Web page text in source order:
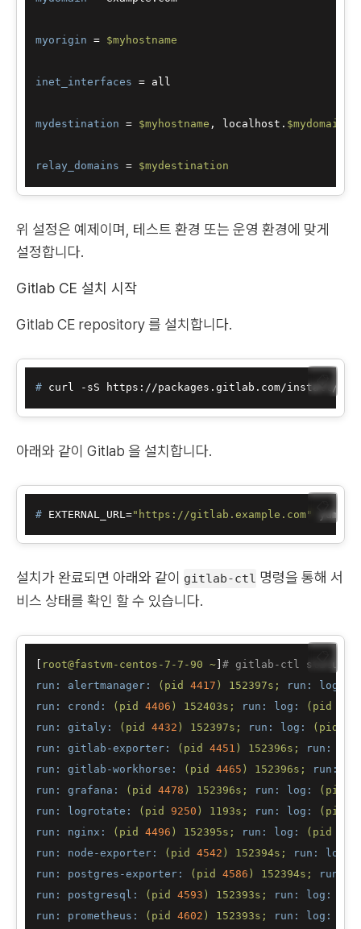
myorigin = $myhostname
inet_interfaces = all
mydestination = $myhostname , localhost. $mydomain
relay_domains = $mydestination
위 설정은 예제이며, 테스트 환경 또는 운영 환경에 맞게
설정합니다.
Gitlab CE 설치 시작
Gitlab CE repository 를 설치합니다.
# curl -sS https://packages.gitlab.com/install/
📋
아래와 같이 Gitlab 을 설치합니다.
# EXTERNAL_URL="https://gitlab.example.com" yum
📋
설치가 완료되면 아래와 같이 gitlab-ctl 명령을 통해 서
비스 상태를 확인 할 수 있습니다.
[ root@fastvm-centos-7-7-90 ~] # gitlab-ctl status
run: alertmanager:
(pid 4417 ) 152397s; run: log:
run: crond:
(pid 4406 ) 152403s; run: log: (pid
run: gitaly:
(pid 4432 ) 152397s; run: log: (pid
run: gitlab-exporter:
(pid 4451 ) 152396s;
run:
run: gitlab-workhorse:
(pid 4465 ) 152396s;
run:
run: grafana:
(pid 4478 ) 152396s; run: log: (pid
run: logrotate:
(pid 9250 ) 1193s; run: log: (pid
run: nginx:
(pid 4496 ) 152395s; run: log: (pid
run: node-exporter:
(pid 4542 ) 152394s; run: log:
run: postgres-exporter:
(pid 4586 ) 152394s;
run:
run: postgresql:
(pid 4593 ) 152393s; run: log:
run: prometheus:
(pid 4602 ) 152393s; run: log: